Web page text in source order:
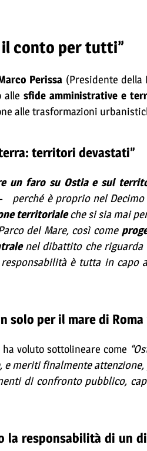
il conto per tutti”
Perissa (Presidente della
alle sfide amministrative e
alle trasformazioni
territori devastati”
un faro su Ostia e sul
perché è proprio nel
territorialeche si sia mai
del Mare, così come
nel dibattito che riguarda
è tutta in capo
per il mare di Roma
ha voluto sottolineare come
e meriti finalmente
di confronto pubblico,
la responsabilità di un